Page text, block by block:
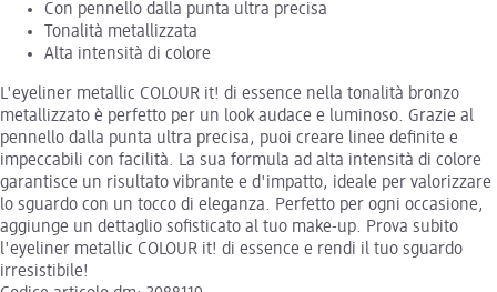
Con pennello dalla punta ultra precisa
Tonalità metallizzata
Alta intensità di colore
L'eyeliner metallic COLOUR it! di essence nella tonalità bronzo
metallizzato è perfetto per un look audace e luminoso. Grazie al
pennello dalla punta ultra precisa, puoi creare linee definite e
impeccabili con facilità. La sua formula ad alta intensità di colore
garantisce un risultato vibrante e d'impatto, ideale per valorizzare
lo sguardo con un tocco di eleganza. Perfetto per ogni occasione,
aggiunge un dettaglio sofisticato al tuo make-up. Prova subito
l'eyeliner metallic COLOUR it! di essence e rendi il tuo sguardo
irresistibile!